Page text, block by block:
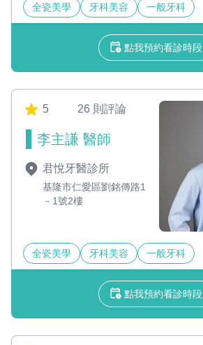
全瓷美學 牙科美容 一般牙科
點我預約看診時段
5 26 則評論
李主謙 醫師
君悅牙醫診所
基隆市仁愛區劉銘傳路1
－1號2樓
全瓷美學 牙科美容 一般牙科
點我預約看診時段